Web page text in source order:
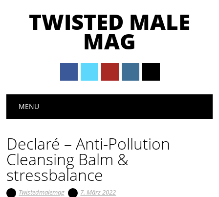
TWISTED MALE
MAG
Main menu
MENU
Declaré – Anti-Pollution
Cleansing Balm &
stressbalance
Twistedmalemag 7. März 2022